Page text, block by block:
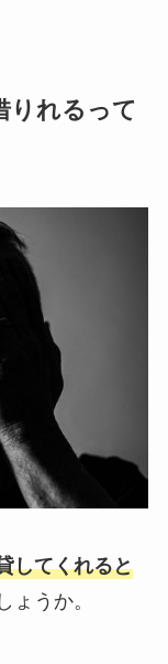
りれるって
してくれると
ょうか。